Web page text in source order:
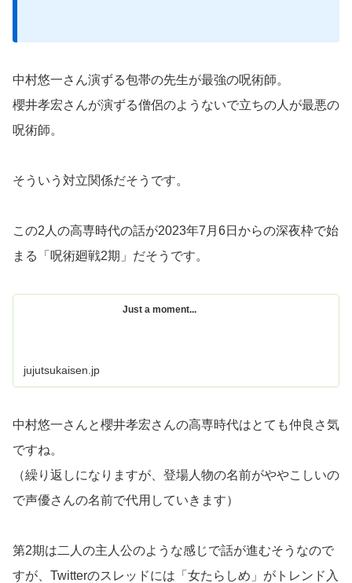
中村悠一さん演ずる包帯の先生が最強の呪術師。
櫻井孝宏さんが演ずる僧侶のようないで立ちの人が最悪の
呪術師。
そういう対立関係だそうです。
この2人の高専時代の話が2023年7月6日からの深夜枠で始
まる「呪術廻戦2期」だそうです。
Just a moment...
jujutsukaisen.jp
中村悠一さんと櫻井孝宏さんの高専時代はとても仲良さ気
ですね。
（繰り返しになりますが、登場人物の名前がややこしいの
で声優さんの名前で代用していきます）
第2期は二人の主人公のような感じで話が進むそうなので
すが、Twitterのスレッドには「女たらしめ」がトレンド入